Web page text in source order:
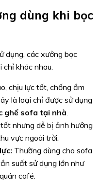
dùng khi bọc
dụng, các xưởng bọc
khác nhau.
chịu lực tốt, chống ẩm
là loại chỉ được sử dụng
ghế sofa tại nhà.
nhưng dễ bị ảnh hưởng
vực ngoài trời.
Thường dùng cho sofa
suất sử dụng lớn như
café.